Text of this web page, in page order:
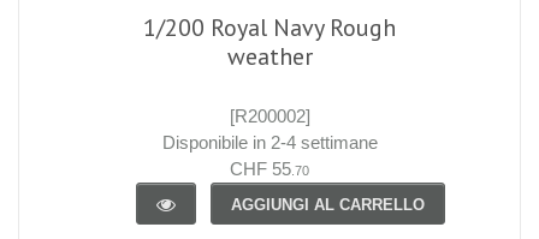
1/200 Royal Navy Rough
weather
[R200002]
Disponibile in 2-4 settimane
CHF 55 .70
AGGIUNGI AL CARRELLO